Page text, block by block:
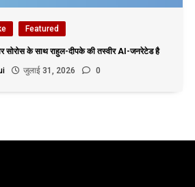
Featured
सोरोस के साथ राहुल-दीपके की तस्वीर AI-जनरेटेड है
जुलाई 31, 2026 0